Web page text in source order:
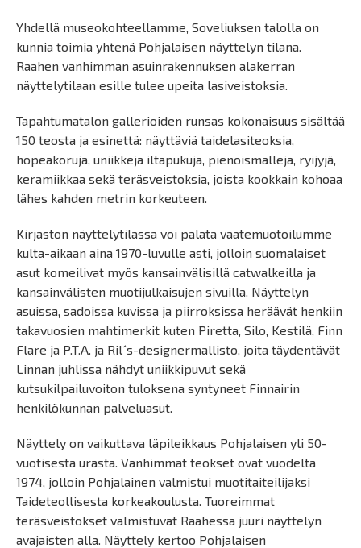
Yhdellä museokohteellamme, Soveliuksen talolla on
kunnia toimia yhtenä Pohjalaisen näyttelyn tilana.
Raahen vanhimman asuinrakennuksen alakerran
näyttelytilaan esille tulee upeita lasiveistoksia.
Tapahtumatalon gallerioiden runsas kokonaisuus sisältää
150 teosta ja esinettä: näyttäviä taidelasiteoksia,
hopeakoruja, uniikkeja iltapukuja, pienoismalleja, ryijyjä,
keramiikkaa sekä teräsveistoksia, joista kookkain kohoaa
lähes kahden metrin korkeuteen.
Kirjaston näyttelytilassa voi palata vaatemuotoilumme
kulta-aikaan aina 1970-luvulle asti, jolloin suomalaiset
asut komeilivat myös kansainvälisillä catwalkeilla ja
kansainvälisten muotijulkaisujen sivuilla. Näyttelyn
asuissa, sadoissa kuvissa ja piirroksissa heräävät henkiin
takavuosien mahtimerkit kuten Piretta, Silo, Kestilä, Finn
Flare ja P.T.A. ja Ril´s-designermallisto, joita täydentävät
Linnan juhlissa nähdyt uniikkipuvut sekä
kutsukilpailuvoiton tuloksena syntyneet Finnairin
henkilökunnan palveluasut.
Näyttely on vaikuttava läpileikkaus Pohjalaisen yli 50-
vuotisesta urasta. Vanhimmat teokset ovat vuodelta
1974, jolloin Pohjalainen valmistui muotitaiteilijaksi
Taideteollisesta korkeakoulusta. Tuoreimmat
teräsveistokset valmistuvat Raahessa juuri näyttelyn
avajaisten alla. Näyttely kertoo Pohjalaisen